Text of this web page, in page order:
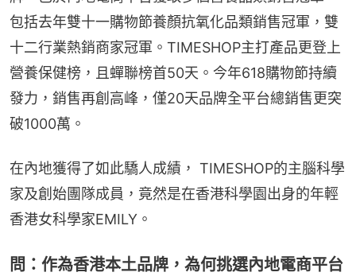
包括去年雙十一購物節養顏抗氧化品類銷售冠軍，雙
十二行業熱銷商家冠軍。TIMESHOP主打產品更登上
營養保健榜，且蟬聯榜首50天。今年618購物節持續
發力，銷售再創高峰，僅20天品牌全平台總銷售更突
破1000萬。
在內地獲得了如此驕人成績， TIMESHOP的主腦科學
家及創始團隊成員，竟然是在香港科學園出身的年輕
香港女科學家EMILY。
問：作為香港本土品牌，為何挑選內地電商平台